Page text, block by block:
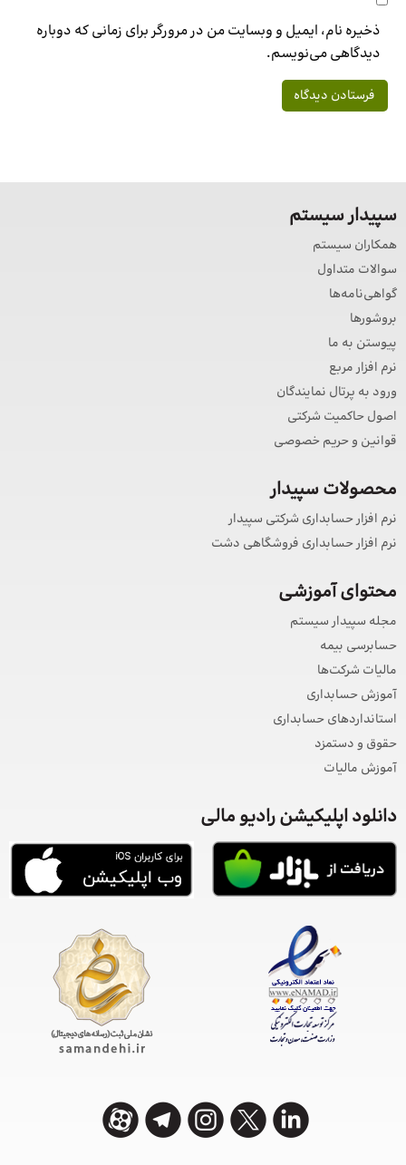
ذخیره نام، ایمیل و وبسایت من در مرورگر برای زمانی که دوباره
دیدگاهی می‌نویسم.
سپیدار سیستم
همکاران سیستم
سوالات متداول
گواهی‌نامه‌ها
بروشورها
پیوستن به ما
نرم افزار مربع
ورود به پرتال نمایندگان
اصول حاکمیت شرکتی
قوانین و حریم خصوصی
محصولات سپیدار
نرم افزار حسابداری شرکتی سپیدار
نرم افزار حسابداری فروشگاهی دشت
محتوای آموزشی
مجله سپیدار سیستم
حسابرسی بیمه
مالیات شرکت‌ها
آموزش حسابداری
استانداردهای حسابداری
حقوق و دستمزد
آموزش مالیات
دانلود اپلیکیشن رادیو مالی